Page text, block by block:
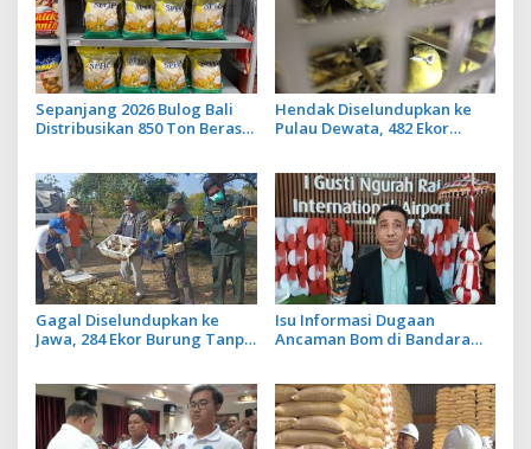
Sepanjang 2026 Bulog Bali
Distribusikan 850 Ton Beras
Hendak Diselundupkan ke
Pulau Dewata, 482 Ekor
Gagal Diselundupkan ke
Jawa, 284 Ekor Burung Tanpa
Isu Informasi Dugaan
Ancaman Bom di Bandara
Lancar